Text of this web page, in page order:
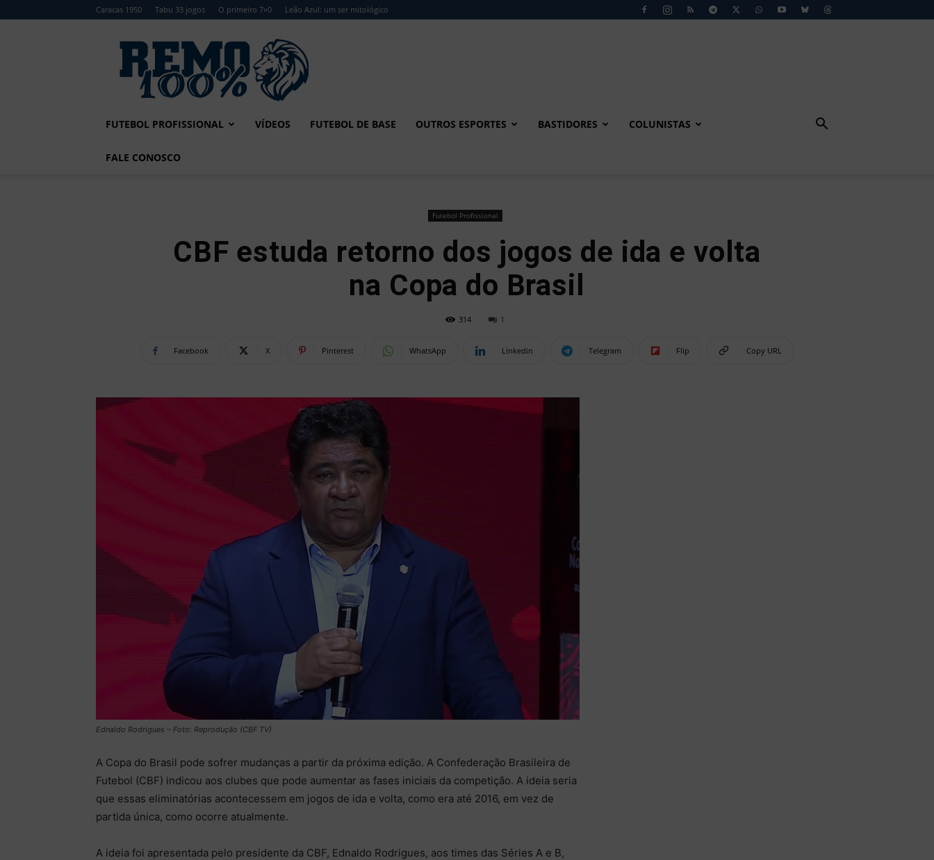
Caracas 1950 Tabu 33 jogos O primeiro 7×0 Leão Azul: um ser mitológico
Remo
FUTEBOL PROFISSIONAL VÍDEOS FUTEBOL DE BASE OUTROS ESPORTES BASTIDORES COLUNISTAS
FALE CONOSCO
Futebol Profissional
CBF estuda retorno dos jogos de ida e volta
na Copa do Brasil
314 1
Facebook X Pinterest WhatsApp Linkedin Telegram Flip Copy URL
Ednaldo Rodrigues – Foto: Reprodução (CBF TV)
A Copa do Brasil pode sofrer mudanças a partir da próxima edição. A Confederação Brasileira de
Futebol (CBF) indicou aos clubes que pode aumentar as fases iniciais da competição. A ideia seria
que essas eliminatórias acontecessem em jogos de ida e volta, como era até 2016, em vez de
partida única, como ocorre atualmente.
A ideia foi apresentada pelo presidente da CBF, Ednaldo Rodrigues, aos times das Séries A e B,